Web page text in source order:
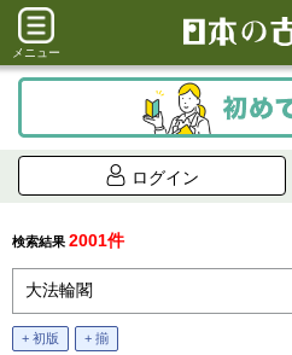
メニュー
ログイン
検索結果 2001件
+ 初版 + 揃